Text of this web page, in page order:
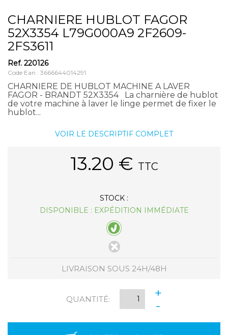
CHARNIERE HUBLOT FAGOR
52X3354 L79G000A9 2F2609-
2FS3611
Ref. 220126
Code Ean : 3666644014291
CHARNIERE DE HUBLOT MACHINE A LAVER
FAGOR - BRANDT 52X3354 La charnière de hublot
de votre machine à laver le linge permet de fixer le
hublot...
VOIR LE DESCRIPTIF COMPLET
13.20 € TTC
STOCK :
DISPONIBLE : EXPÉDITION IMMÉDIATE
LIVRAISON SOUS 24H/48H
QUANTITÉ:
+
-